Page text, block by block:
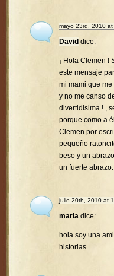
mayo 23rd, 2010 at
David dice:
¡ Hola Clemen !
este mensaje
mi mami que
y no me canso
divertidisima ! ,
porque como a
Clemen por
pequeño
beso y un
un fuerte abrazo.
julio 20th, 2010 at
maria dice:
hola soy una
historias